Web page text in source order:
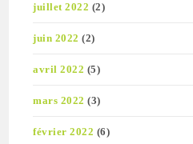
juillet 2022 (2)
juin 2022 (2)
avril 2022 (5)
mars 2022 (3)
février 2022 (6)